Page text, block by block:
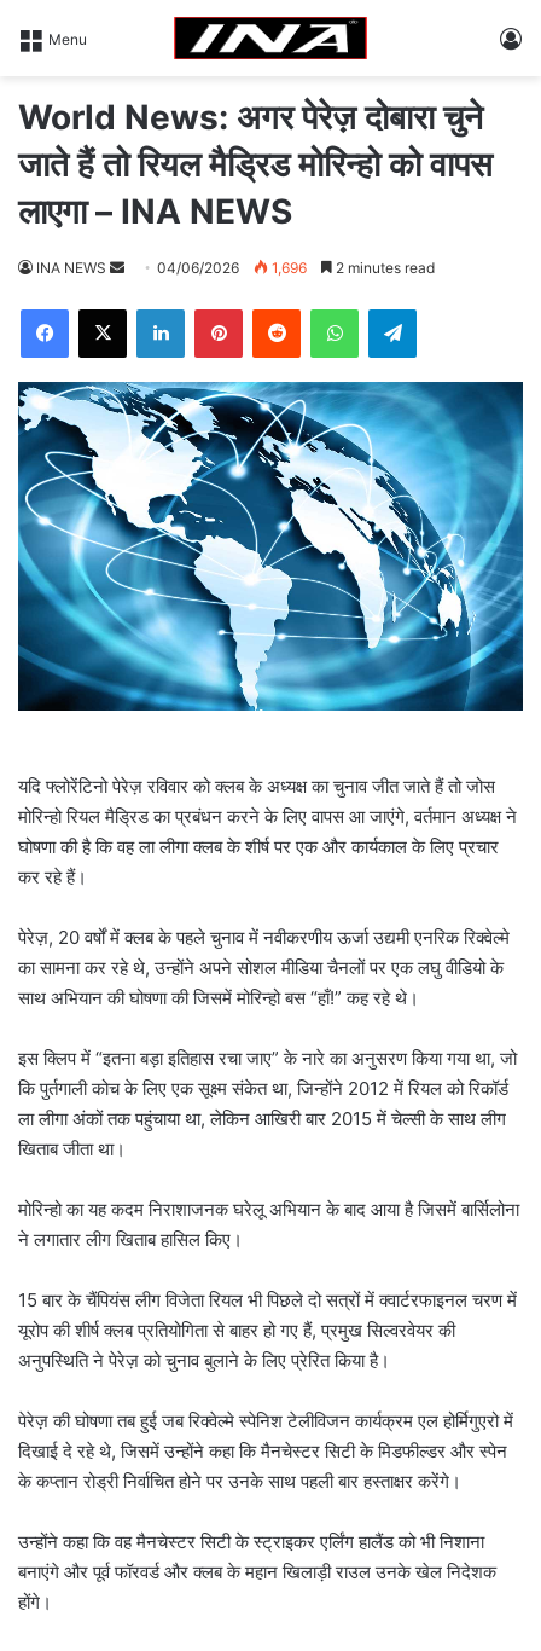
Menu
World News: अगर पेरेज़ दोबारा चुने
जाते हैं तो रियल मैड्रिड मोरिन्हो को वापस
लाएगा – INA NEWS
INA NEWS
d
a
n
e
i
l
04/06/2026 1,696 2 minutes read
यदि फ्लोरेंटिनो पेरेज़ रविवार को क्लब के अध्यक्ष का चुनाव जीत जाते हैं तो जोस
मोरिन्हो रियल मैड्रिड का प्रबंधन करने के लिए वापस आ जाएंगे, वर्तमान अध्यक्ष ने
घोषणा की है कि वह ला लीगा क्लब के शीर्ष पर एक और कार्यकाल के लिए प्रचार
कर रहे हैं।
पेरेज़, 20 वर्षों में क्लब के पहले चुनाव में नवीकरणीय ऊर्जा उद्यमी एनरिक रिक्वेल्मे
का सामना कर रहे थे, उन्होंने अपने सोशल मीडिया चैनलों पर एक लघु वीडियो के
साथ अभियान की घोषणा की जिसमें मोरिन्हो बस “हाँ!” कह रहे थे।
इस क्लिप में “इतना बड़ा इतिहास रचा जाए” के नारे का अनुसरण किया गया था, जो
कि पुर्तगाली कोच के लिए एक सूक्ष्म संकेत था, जिन्होंने 2012 में रियल को रिकॉर्ड
ला लीगा अंकों तक पहुंचाया था, लेकिन आखिरी बार 2015 में चेल्सी के साथ लीग
खिताब जीता था।
मोरिन्हो का यह कदम निराशाजनक घरेलू अभियान के बाद आया है जिसमें बार्सिलोना
ने लगातार लीग खिताब हासिल किए।
15 बार के चैंपियंस लीग विजेता रियल भी पिछले दो सत्रों में क्वार्टरफाइनल चरण में
यूरोप की शीर्ष क्लब प्रतियोगिता से बाहर हो गए हैं, प्रमुख सिल्वरवेयर की
अनुपस्थिति ने पेरेज़ को चुनाव बुलाने के लिए प्रेरित किया है।
पेरेज़ की घोषणा तब हुई जब रिक्वेल्मे स्पेनिश टेलीविजन कार्यक्रम एल होर्मिगुएरो में
दिखाई दे रहे थे, जिसमें उन्होंने कहा कि मैनचेस्टर सिटी के मिडफील्डर और स्पेन
के कप्तान रोड्री निर्वाचित होने पर उनके साथ पहली बार हस्ताक्षर करेंगे।
उन्होंने कहा कि वह मैनचेस्टर सिटी के स्ट्राइकर एर्लिंग हालैंड को भी निशाना
बनाएंगे और पूर्व फॉरवर्ड और ⁠क्लब के महान खिलाड़ी राउल उनके खेल निदेशक
होंगे।